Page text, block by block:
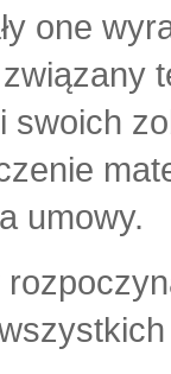
one
swoich
umowy.